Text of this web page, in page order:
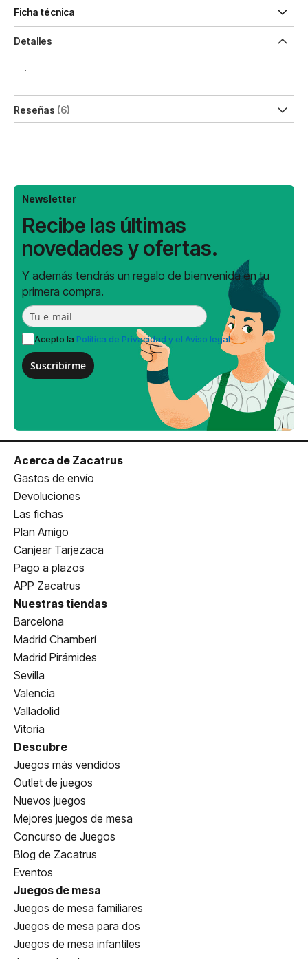
Ficha técnica
Detalles
.
Reseñas 6
Newsletter
Recibe las últimas
novedades y ofertas.
Y además tendrás un regalo de bienvenida en tu
primera compra.
Acepto la Política de Privacidad y el Aviso legal
Suscribirme
Acerca de Zacatrus
Gastos de envío
Devoluciones
Las fichas
Plan Amigo
Canjear Tarjezaca
Pago a plazos
APP Zacatrus
Nuestras tiendas
Barcelona
Madrid Chamberí
Madrid Pirámides
Sevilla
Valencia
Valladolid
Vitoria
Descubre
Juegos más vendidos
Outlet de juegos
Nuevos juegos
Mejores juegos de mesa
Concurso de Juegos
Blog de Zacatrus
Eventos
Juegos de mesa
Juegos de mesa familiares
Juegos de mesa para dos
Juegos de mesa infantiles